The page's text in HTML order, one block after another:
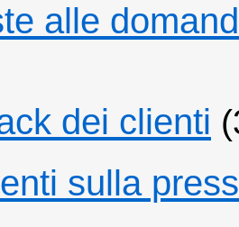
alle
dei clienti
sulla